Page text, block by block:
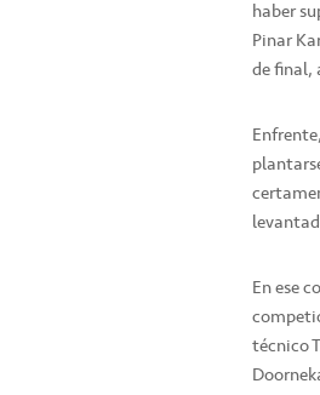
haber
Pinar
de final,
En ese
técnico